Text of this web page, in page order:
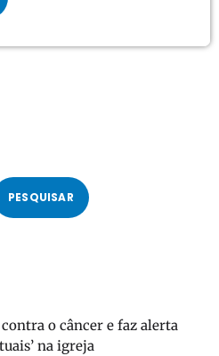
PESQUISAR
o câncer e faz alerta
na igreja